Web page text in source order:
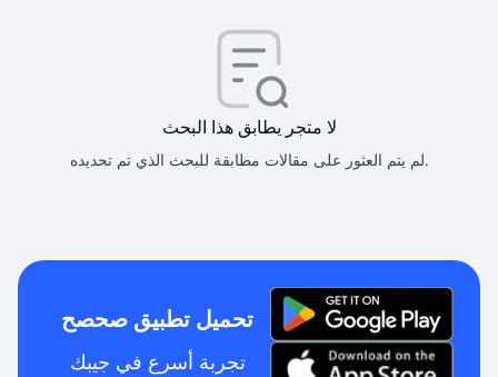
لا متجر يطابق هذا البحث
لم يتم العثور على مقالات مطابقة للبحث الذي تم تحديده.
تحميل تطبيق صحصح
تجربة أسرع في جيبك